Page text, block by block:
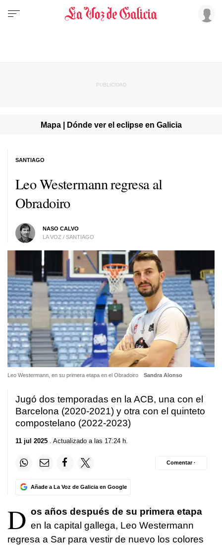
Mapa | Dónde ver el eclipse en Galicia
Leo Westermann regresa al
Obradoiro
NASO CALVO
LA VOZ / SANTIAGO
SANTIAGO
Leo Westermann, en su primera etapa en el Obradoiro Sandra Alonso
Jugó dos temporadas en la ACB, una con el
Barcelona (2020-2021) y otra con el quinteto
compostelano (2022-2023)
11 jul 2025 . Actualizado a las 17:24 h.
Añade a La Voz de Galicia en Google
Comentar ·
D os años después de su primera etapa
en la capital gallega, Leo Westermann
regresa a Sar para vestir de nuevo los colores